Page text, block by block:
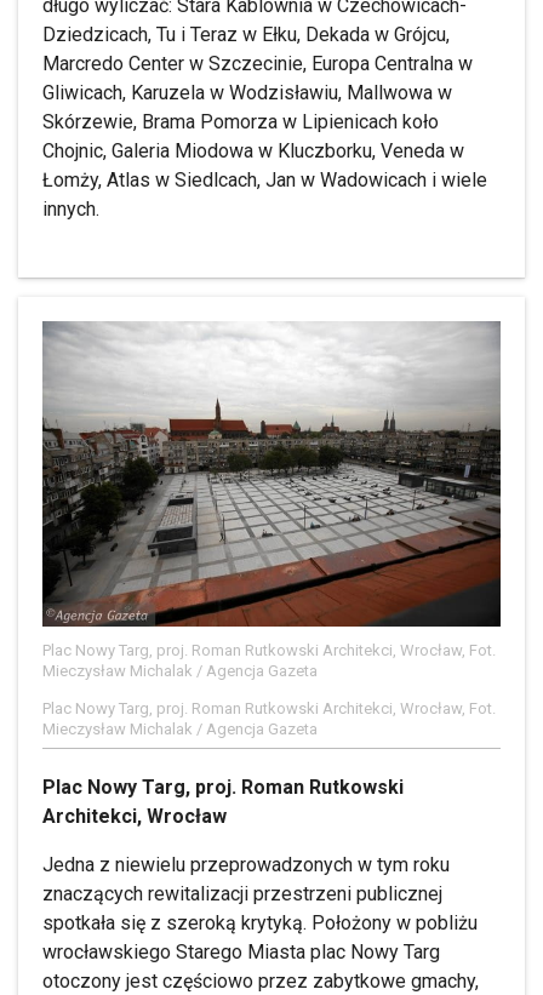
długo wyliczać: Stara Kablownia w Czechowicach-
Dziedzicach, Tu i Teraz w Ełku, Dekada w Grójcu,
Marcredo Center w Szczecinie, Europa Centralna w
Gliwicach, Karuzela w Wodzisławiu, Mallwowa w
Skórzewie, Brama Pomorza w Lipienicach koło
Chojnic, Galeria Miodowa w Kluczborku, Veneda w
Łomży, Atlas w Siedlcach, Jan w Wadowicach i wiele
innych.
Plac Nowy Targ, proj. Roman Rutkowski Architekci, Wrocław, Fot.
Mieczysław Michalak / Agencja Gazeta
Plac Nowy Targ, proj. Roman Rutkowski Architekci, Wrocław, Fot.
Mieczysław Michalak / Agencja Gazeta
Plac Nowy Targ, proj. Roman Rutkowski
Architekci, Wrocław
Jedna z niewielu przeprowadzonych w tym roku
znaczących rewitalizacji przestrzeni publicznej
spotkała się z szeroką krytyką. Położony w pobliżu
wrocławskiego Starego Miasta plac Nowy Targ
otoczony jest częściowo przez zabytkowe gmachy,